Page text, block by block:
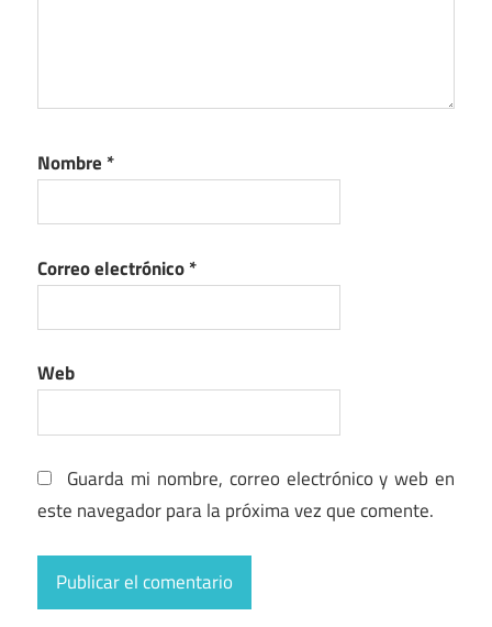
Nombre *
Correo electrónico*
Web
Guarda mi nombre, correo electrónico y web en
este navegador para la próxima vez que comente.